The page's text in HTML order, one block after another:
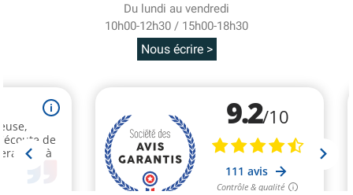
Du lundi au vendredi
10h00-12h30 / 15h00-18h30
Nous écrire >